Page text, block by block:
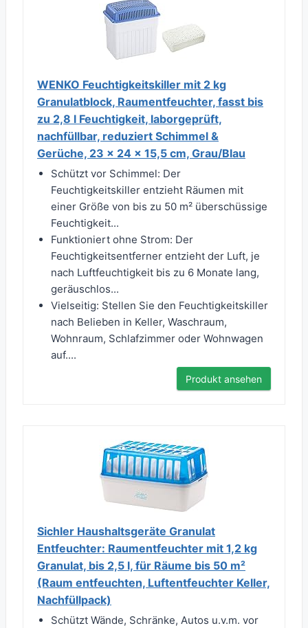
WENKO Feuchtigkeitskiller mit 2 kg
Granulatblock, Raumentfeuchter, fasst bis
zu 2,8 l Feuchtigkeit, laborgeprüft,
nachfüllbar, reduziert Schimmel &
Gerüche, 23 x 24 x 15,5 cm, Grau/Blau
Schützt vor Schimmel: Der
Feuchtigkeitskiller entzieht Räumen mit
einer Größe von bis zu 50 m² überschüssige
Feuchtigkeit...
Funktioniert ohne Strom: Der
Feuchtigkeitsentferner entzieht der Luft, je
nach Luftfeuchtigkeit bis zu 6 Monate lang,
geräuschlos...
Vielseitig: Stellen Sie den Feuchtigkeitskiller
nach Belieben in Keller, Waschraum,
Wohnraum, Schlafzimmer oder Wohnwagen
auf....
Produkt ansehen
Sichler Haushaltsgeräte Granulat
Entfeuchter: Raumentfeuchter mit 1,2 kg
Granulat, bis 2,5 l, für Räume bis 50 m²
(Raum entfeuchten, Luftentfeuchter Keller,
Nachfüllpack)
Schützt Wände, Schränke, Autos u.v.m. vor